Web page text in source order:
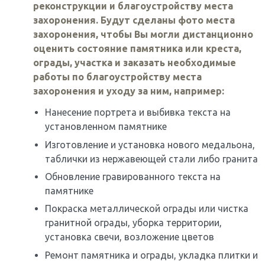
реконструкции и благоустройству места
захоронения. Будут сделаны фото места
захоронения, чтобы Вы могли дистанционно
оценить состояние памятника или креста,
ограды, участка и заказать необходимые
работы по благоустройству места
захоронения и уходу за ним, например:
Нанесение портрета и выбивка текста на
установленном памятнике
Изготовление и установка нового медальона,
таблички из нержавеющей стали либо гранита
Обновление гравированного текста на
памятнике
Покраска металлической ограды или чистка
гранитной ограды, уборка территории,
установка свечи, возложение цветов
Ремонт памятника и ограды, укладка плитки и